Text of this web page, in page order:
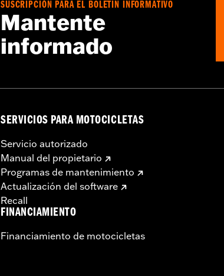
SUSCRIPCIÓN PARA EL BOLETÍN INFORMATIVO
Mantente
informado
SERVICIOS PARA MOTOCICLETAS
Servicio autorizado
Manual del propietario
Programas de mantenimiento
Actualización del software
Recall
FINANCIAMIENTO
Financiamiento de motocicletas